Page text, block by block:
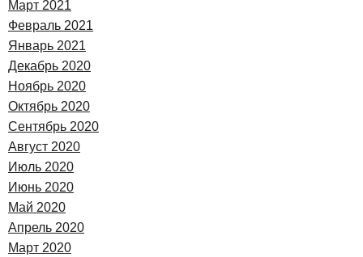
Март 2021
Февраль 2021
Январь 2021
Декабрь 2020
Ноябрь 2020
Октябрь 2020
Сентябрь 2020
Август 2020
Июль 2020
Июнь 2020
Май 2020
Апрель 2020
Март 2020